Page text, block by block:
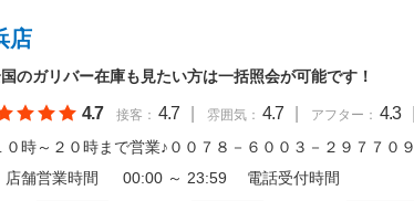
店
のガリバー在庫も見たい方は一括照会が可能です！
4.7 接客： 4.7 雰囲気： 4.7 アフター： 4.3
０時～２０時まで営業♪００７８－６００３－２９７７０９
舗営業時間 00:00 ～ 23:59 電話受付時間